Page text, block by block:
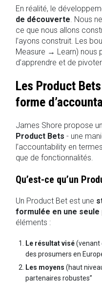
En réalité, le
de découverte. Nous
ce que nous allons
l’ayons construit. Les
Measure → Learn) nous
d’apprendre et de
Les Product
forme
James Shore propose
Product Bets - une
l’accountability en
que de fonctionnalités.
Qu’est-ce qu’un
Un Product Bet est une
formulée en une seule
éléments :
Le résultat visé(venant
des prosumers en
Les moyens (haut
partenaires robustes”